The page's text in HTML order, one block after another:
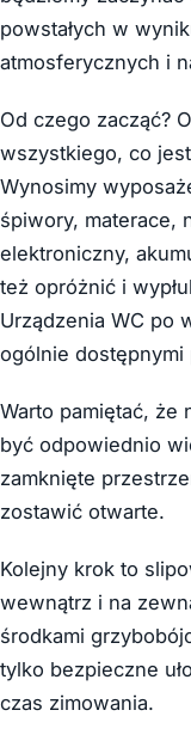
powstałych w
atmosferycznych i
Od czego zacząć?
wszystkiego, co
Wynosimy
śpiwory, materace,
elektroniczny,
też opróżnić i
Urządzenia WC po
ogólnie dostępnymi
Warto pamiętać, że
być odpowiednio
zamknięte
zostawić otwarte.
Kolejny krok to
wewnątrz i na
środkami
tylko bezpieczne
czas zimowania.